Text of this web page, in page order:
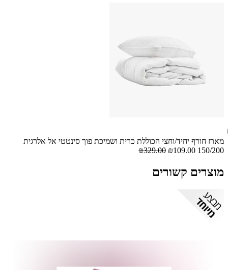
מארז חורף יחיד/וחצי הכוללת כרית ושמיכת פוך סינטטי אל אלרגית
150/200
₪109.00
₪329.00
מוצרים קשורים